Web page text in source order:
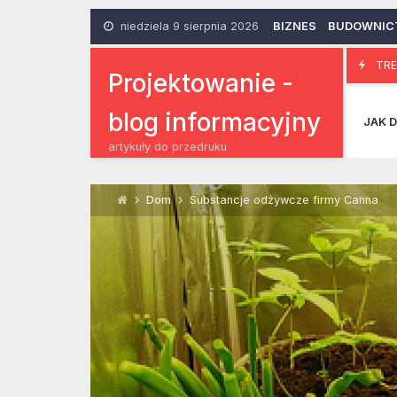
niedziela 9 sierpnia 2026 BIZNES
Projektowanie -
blog informacyjny
artykuły do przedruku
JAK
Dom Substancje odżywcze firmy Canna